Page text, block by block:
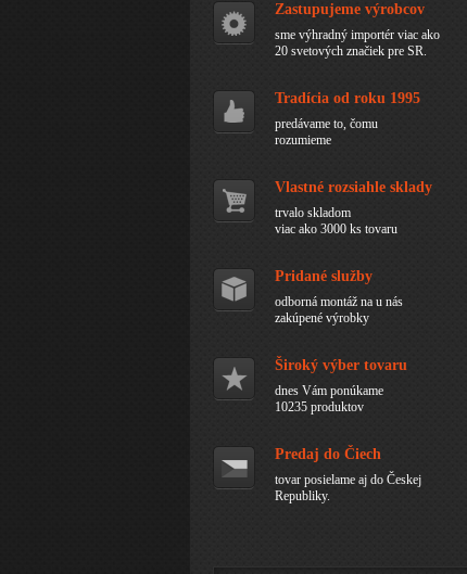
Zastupujeme výrobcov
sme výhradný importér viac ako
20 svetových značiek pre SR.
Tradícia od roku 1995
predávame to, čomu
rozumieme
Vlastné rozsiahle sklady
trvalo skladom
viac ako 3000 ks tovaru
Pridané služby
odborná montáž na u nás
zakúpené výrobky
Široký výber tovaru
dnes Vám ponúkame
10235 produktov
Predaj do Čiech
tovar posielame aj do Českej
Republiky.